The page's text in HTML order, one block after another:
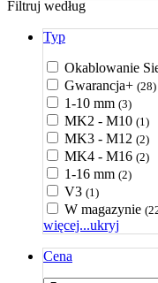
Filtruj według
Typ
Okablowanie
Gwarancja+ (28)
1-10 mm (3)
MK2 - M10 (1)
MK3 - M12 (2)
MK4 - M16 (2)
1-16 mm (2)
V3 (1)
W magazynie
więcej...ukryj
Cena